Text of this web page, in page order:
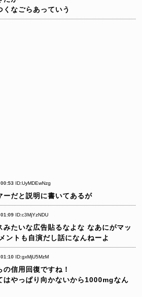
なごらあっていう
ID:UyMDEwNzg
ーだと説明に書いてあるが
ID:c3MjYzNDU
みたいな広告貼るなよな なあにがマッ
ントも自演だし話になんねーよ
ID:gxMjU5MzM
信用回復ですね！
はやっぱり向かないから1000mgなん